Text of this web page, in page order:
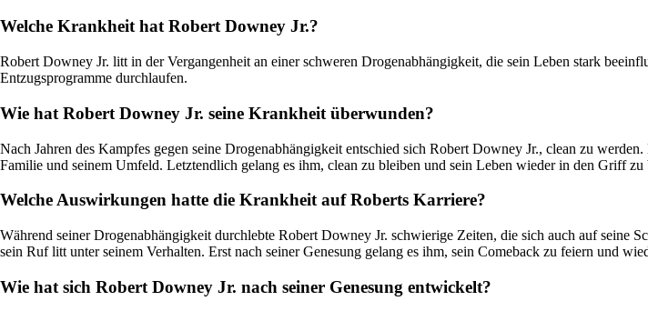
Welche Krankheit hat Robert Downey Jr.?
Robert Downey Jr. litt in der Vergangenheit an einer schweren Drogenabhängigkeit, die sein Leben stark
Entzugsprogramme durchlaufen.
Wie hat Robert Downey Jr. seine Krankheit überwunden?
Nach Jahren des Kampfes gegen seine Drogenabhängigkeit entschied sich Robert Downey Jr., clean zu
Familie und seinem Umfeld. Letztendlich gelang es ihm, clean zu bleiben und sein Leben wieder in den Griff zu
Welche Auswirkungen hatte die Krankheit auf Roberts Karriere?
Während seiner Drogenabhängigkeit durchlebte Robert Downey Jr. schwierige Zeiten, die sich auch auf seine
sein Ruf litt unter seinem Verhalten. Erst nach seiner Genesung gelang es ihm, sein Comeback zu feiern und
Wie hat sich Robert Downey Jr. nach seiner Genesung entwickelt?